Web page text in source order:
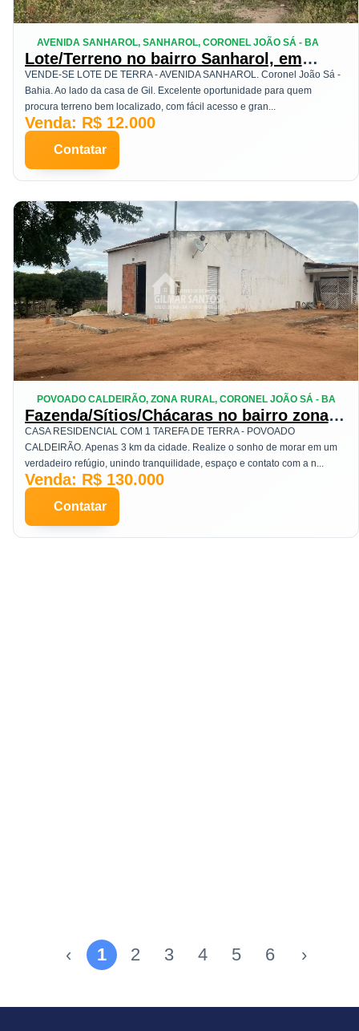
AVENIDA SANHAROL, SANHAROL, CORONEL JOÃO SÁ - BA
Lote/Terreno no bairro Sanharol, em
Coronel João Sá
VENDE-SE LOTE DE TERRA - AVENIDA SANHAROL. Coronel João Sá -
Bahia. Ao lado da casa de Gil. Excelente oportunidade para quem
procura terreno bem localizado, com fácil acesso e gran...
Venda: R$ 12.000
Contatar
POVOADO CALDEIRÃO, ZONA RURAL, CORONEL JOÃO SÁ - BA
Fazenda/Sítios/Chácaras no bairro zona
rural, em Coronel João Sá
CASA RESIDENCIAL COM 1 TAREFA DE TERRA - POVOADO
CALDEIRÃO. Apenas 3 km da cidade. Realize o sonho de morar em um
verdadeiro refúgio, unindo tranquilidade, espaço e contato com a n...
Venda: R$ 130.000
Contatar
‹ 1 2 3 4 5 6 ›